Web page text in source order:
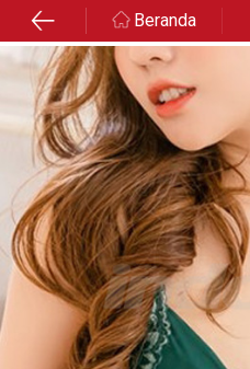
Beranda